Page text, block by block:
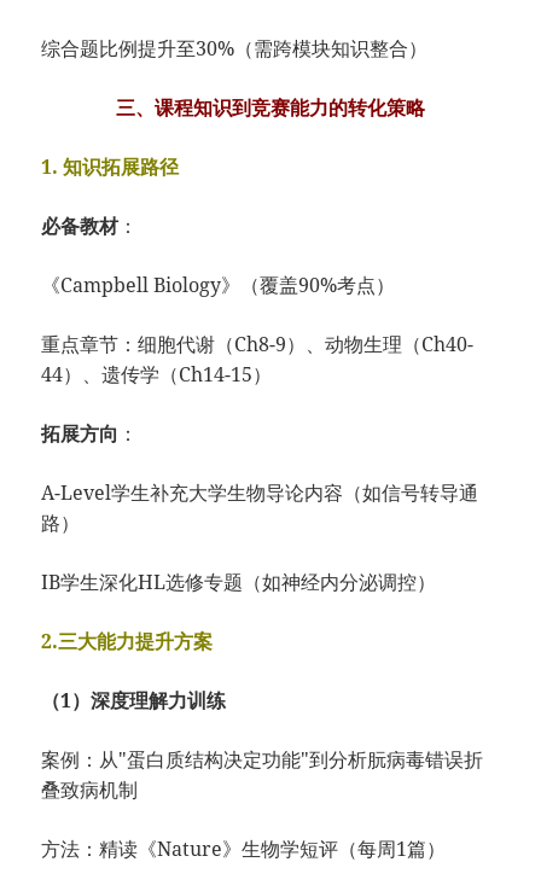
综合题比例提升至30%（需跨模块知识整合）
​三、课程知识到竞赛能力的转化策略
​1. 知识拓展路径​
​必备教材​​：
《Campbell Biology》（覆盖90%考点）
重点章节：细胞代谢（Ch8-9）、动物生理（Ch40-
44）、遗传学（Ch14-15）
​拓展方向​ ​：
A-Level学生补充大学生物导论内容（如信号转导通
路）
IB学生深化HL选修专题（如神经内分泌调控）
2.三大能力提升方案​​​​
（1）深度理解力训练​
案例：从"蛋白质结构决定功能"到分析朊病毒错误折
叠致病机制
方法：精读《Nature》生物学短评（每周1篇）